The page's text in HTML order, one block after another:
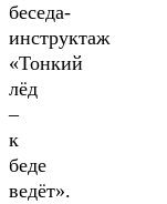
беседа-
инструктаж
«Тонкий
лёд
–
к
беде
ведёт».